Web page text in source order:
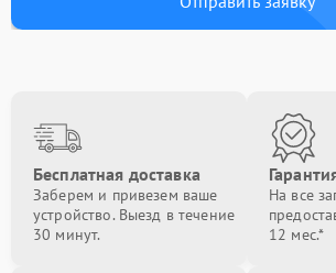
Бесплатная доставка
Заберем и привезем ваше
устройство. Выезд в течение
30 минут.
На все
12 мес.*